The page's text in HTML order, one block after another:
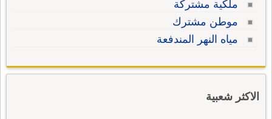
ملكية مشتركة
موطن مشترك
مياه النهر المندفعة
الاكثر شعبية